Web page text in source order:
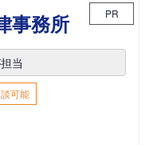
事務所 PR
当
可能